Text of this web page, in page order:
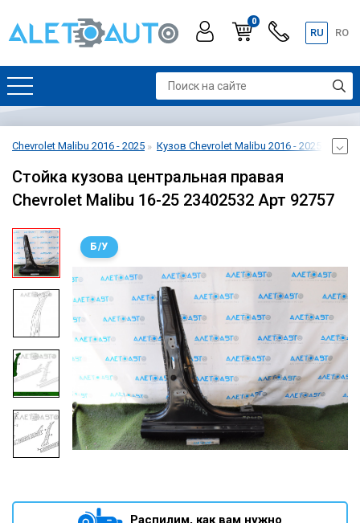
0
RU RO
Chevrolet Malibu 2016 - 2025 Кузов Chevrolet Malibu 2016 - 2025
Стойка кузова центральная правая
Chevrolet Malibu 16-25 23402532 Арт 92757
Б/У
Распилим, как вам нужно